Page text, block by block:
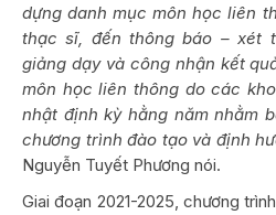
dựng danh mục môn học liên
thạc sĩ, đến thông báo – xét
giảng dạy và công nhận kết
môn học liên thông do các
nhật định kỳ hằng năm nhằm
chương trình đào tạo và định
Nguyễn Tuyết Phương nói.
Giai đoạn 2021-2025, chương